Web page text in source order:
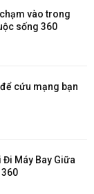
vào trong
sống 360
cứu mạng bạn
Đi Máy Bay Giữa